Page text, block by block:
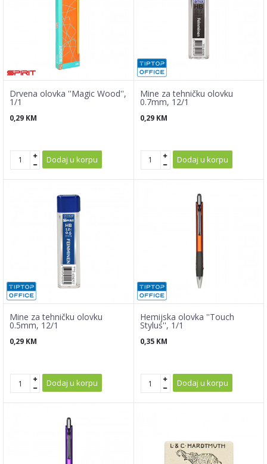
Drvena olovka ''Magic Wood'',
1/1
0,29 KM
Dodaj u korpu
Mine za tehničku olovku
0.7mm, 12/1
0,29 KM
Dodaj u korpu
Mine za tehničku olovku
0.5mm, 12/1
0,29 KM
Dodaj u korpu
Hemijska olovka ''Touch
Stylus'', 1/1
0,35 KM
Dodaj u korpu